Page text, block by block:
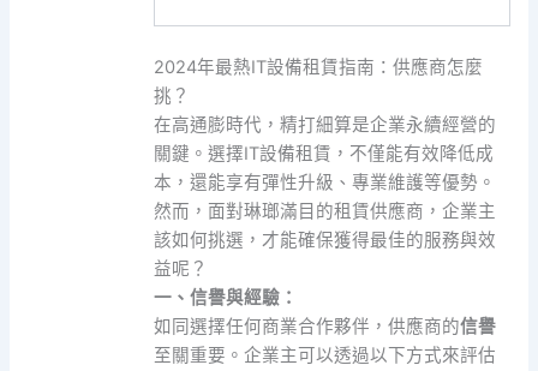
2024年最熱IT設備租賃指南：供應商怎麼
挑？
在高通膨時代，精打細算是企業永續經營的
關鍵。選擇IT設備租賃，不僅能有效降低成
本，還能享有彈性升級、專業維護等優勢。
然而，面對琳瑯滿目的租賃供應商，企業主
該如何挑選，才能確保獲得最佳的服務與效
益呢？
一、信譽與經驗：
如同選擇任何商業合作夥伴，供應商的信譽
至關重要。企業主可以透過以下方式來評估